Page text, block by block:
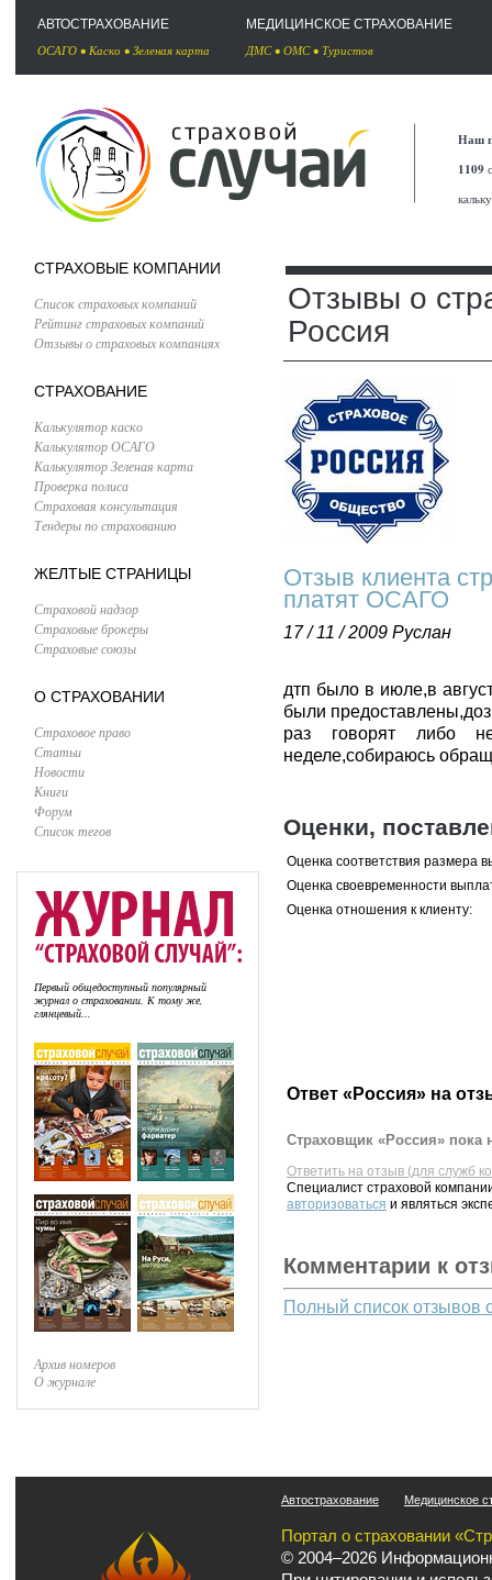
АВТОСТРАХОВАНИЕ
ОСАГО • Каско • Зеленая карта
МЕДИЦИНСКОЕ СТРАХОВАНИЕ
ДМС• ОМС• Туристов
Наш
1109
СТРАХОВЫЕ КОМПАНИИ
Список страховых компаний
Рейтинг страховых компаний
Отзывы о страховых компаниях
СТРАХОВАНИЕ
Калькулятор каско
Калькулятор ОСАГО
Калькулятор Зеленая карта
Проверка полиса
Страховая консультация
Тендеры по страхованию
ЖЕЛТЫЕ СТРАНИЦЫ
Страховой надзор
Страховые брокеры
Страховые союзы
О СТРАХОВАНИИ
Страховое право
Статьи
Новости
Книги
Форум
Список тегов
Первый общедоступный популярный
журнал о страховании. К тому же,
глянцевый...
Архив номеров
О журнале
Отзывы о
Россия
Отзыв клиента
платят ОСАГО
17 / 11 / 2009 Руслан
дтп было в июле,в
были
раз говорят либо
неделе,собираюсь
Оценки,
Оценка соответствия размера
Оценка своевременности
Оценка отношения к клиенту:
Ответ «Россия» на
Страховщик «Россия» пока
Ответить на отзыв (для служб
Специалист страховой
авторизоваться и являться
Комментарии к
Полный список отзывов
Автострахование Медицинское
Портал о страховании
© 2004–2026